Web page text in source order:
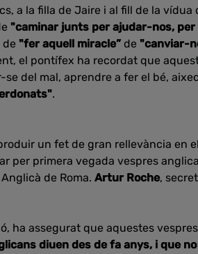
a la filla de Jaire i al fill de la vídua
"caminar junts per ajudar-nos,
de "fer aquell miracle” de "canviar-
el pontífex ha recordat que
se del mal, aprendre a fer el bé,
.
un fet de gran rellevància en
per primera vegada vespres
de Roma. Artur Roche,
ha assegurat que aquestes
diuen des de fa anys, i que